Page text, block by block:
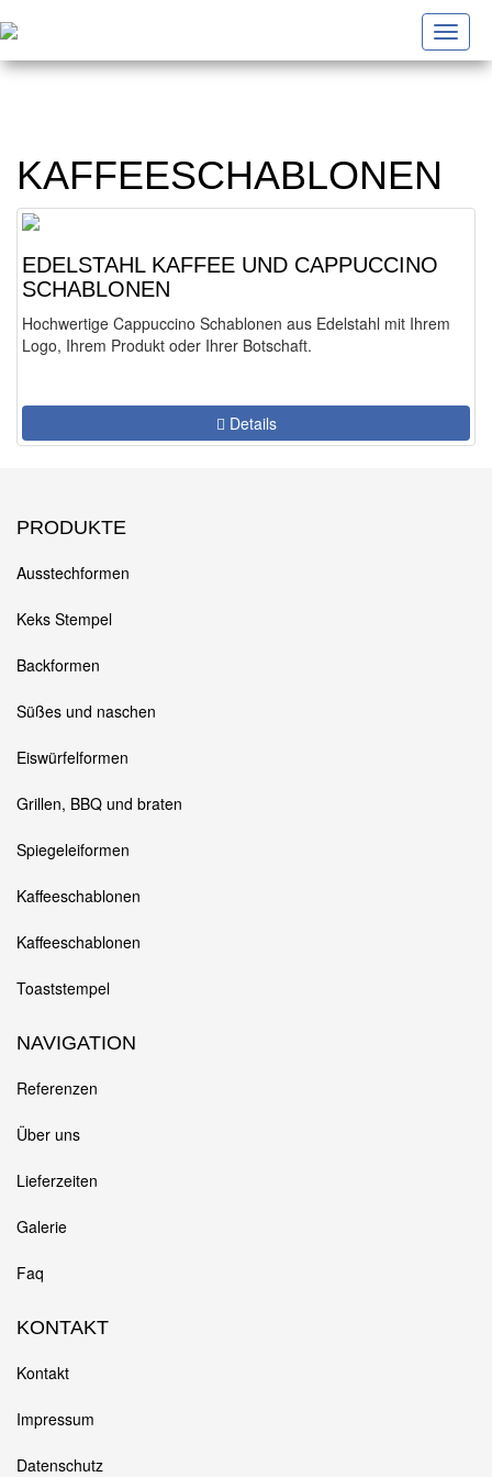
KAFFEESCHABLONEN
EDELSTAHL KAFFEE UND CAPPUCCINO
SCHABLONEN
Hochwertige Cappuccino Schablonen aus Edelstahl mit Ihrem
Logo, Ihrem Produkt oder Ihrer Botschaft.
Details
PRODUKTE
Ausstechformen
Keks Stempel
Backformen
Süßes und naschen
Eiswürfelformen
Grillen, BBQ und braten
Spiegeleiformen
Kaffeeschablonen
Kaffeeschablonen
Toaststempel
NAVIGATION
Referenzen
Über uns
Lieferzeiten
Galerie
Faq
KONTAKT
Kontakt
Impressum
Datenschutz